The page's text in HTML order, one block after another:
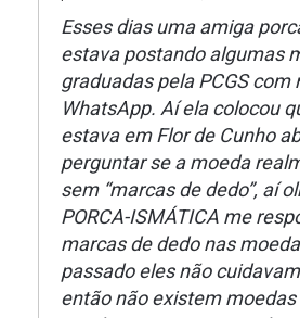
Esses dias uma amiga
estava postando algumas
graduadas pela PCGS com
WhatsApp. Aí ela colocou
estava em Flor de Cunho
perguntar se a moeda
sem “marcas de dedo”, aí
PORCA-ISMÁTICA me
marcas de dedo nas
passado eles não
então não existem moedas